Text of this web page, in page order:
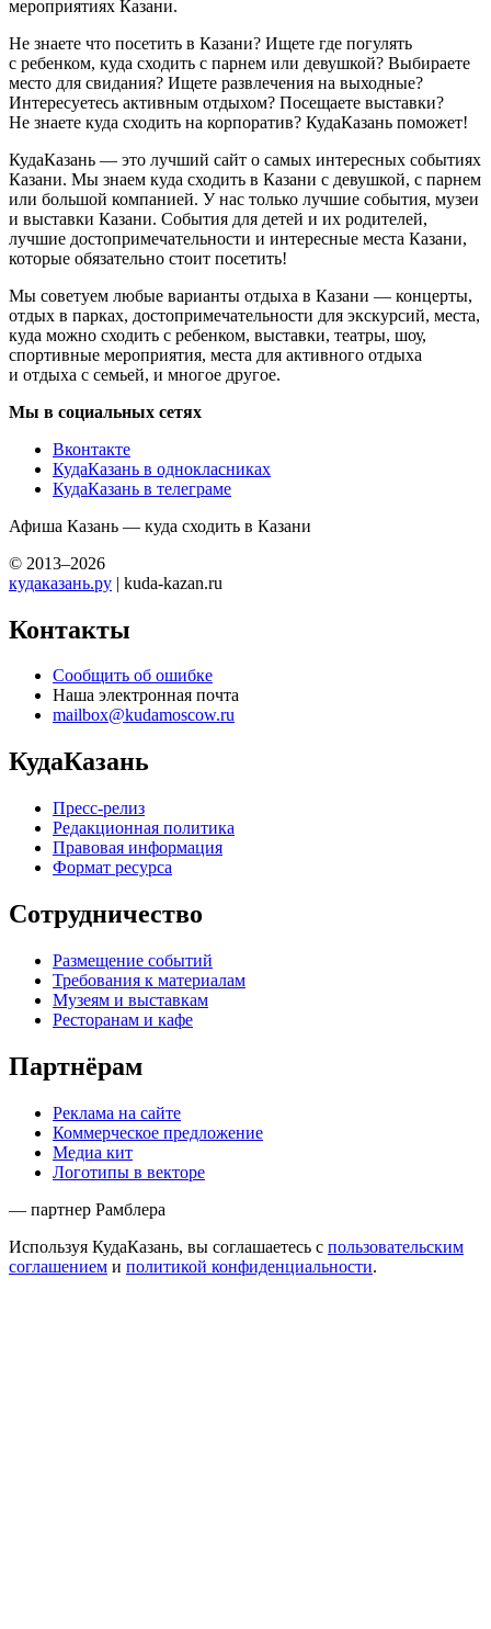
мероприятиях Казани.
Не знаете что посетить в Казани? Ищете где погулять
с ребенком, куда сходить с парнем или девушкой? Выбираете
место для свидания? Ищете развлечения на выходные?
Интересуетесь активным отдыхом? Посещаете выставки?
Не знаете куда сходить на корпоратив? КудаКазань поможет!
КудаКазань — это лучший сайт о самых интересных событиях
Казани. Мы знаем куда сходить в Казани с девушкой, с парнем
или большой компанией. У нас только лучшие события, музеи
и выставки Казани. События для детей и их родителей,
лучшие достопримечательности и интересные места Казани,
которые обязательно стоит посетить!
Мы советуем любые варианты отдыха в Казани — концерты,
отдых в парках, достопримечательности для экскурсий, места,
куда можно сходить с ребенком, выставки, театры, шоу,
спортивные мероприятия, места для активного отдыха
и отдыха с семьей, и многое другое.
Мы в социальных сетях
Вконтакте
КудаКазань в однокласниках
КудаКазань в телеграме
Афиша Казань — куда сходить в Казани
© 2013–2026
кудаказань.ру | kuda-kazan.ru
Контакты
Сообщить об ошибке
Наша электронная почта
mailbox@kudamoscow.ru
КудаКазань
Пресс-релиз
Редакционная политика
Правовая информация
Формат ресурса
Сотрудничество
Размещение событий
Требования к материалам
Музеям и выставкам
Ресторанам и кафе
Партнёрам
Реклама на сайте
Коммерческое предложение
Медиа кит
Логотипы в векторе
— партнер Рамблера
Используя КудаКазань, вы соглашаетесь с пользовательским
соглашением и политикой конфиденциальности.